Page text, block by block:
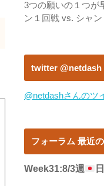
3つの願いの１つが
ン１回戦 vs. シャン
twitter @netdash
@netdashさんのツ
フォーラム 最近
Week31:8/3週